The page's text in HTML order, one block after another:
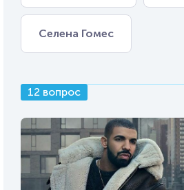
Селена Гомес
12 вопрос